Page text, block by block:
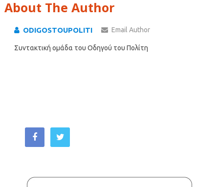
About The Author
ODIGOSTOUPOLITI Email Author
Συντακτική ομάδα του Οδηγού του Πολίτη